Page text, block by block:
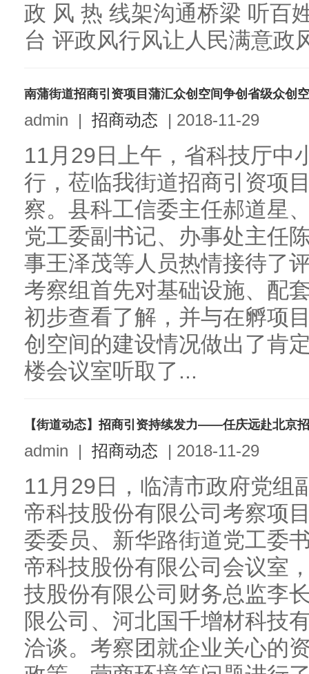
政 风 热 线架沟通桥梁 听百
台 评政风行风让人民满意政
南蒲街道招商引资项目蒲汇众创空间争创省级众创
admin | 招商动态 | 2018-11-29
11月29日上午，省科技厅中
行，莅临我街道招商引资项
察。县科工信委主任郝道星
党工委副书记、办事处主任
事王泽茂等人员热情接待了
考察组首先对基础设施、配
初步查看了解，并与在孵项
创空间的建设情况做出了肯
楼会议室听取了...
【街道动态】招商引资持续发力——任庆远赴北京
admin | 招商动态 | 2018-11-29
11月29日，临清市政府党组
帝科技股份有限公司考察项
委委员、新华路街道党工委
帝科技股份有限公司会议室
技股份有限公司财务总监李
限公司、河北国千增材科技
洽谈。考察团就企业关心的